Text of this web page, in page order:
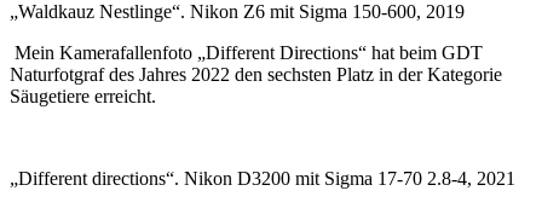
„Waldkauz Nestlinge“. Nikon Z6 mit Sigma 150-600, 2019
Mein Kamerafallenfoto „Different Directions“ hat beim GDT
Naturfotgraf des Jahres 2022 den sechsten Platz in der Kategorie
Säugetiere erreicht.
„Different directions“. Nikon D3200 mit Sigma 17-70 2.8-4, 2021